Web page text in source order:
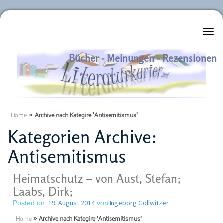
Literaturkurier.net
Bücher - Meinungen - Rezensionen
Home » Archive nach Kategire 'Antisemitismus'
Kategorien Archive:
Antisemitismus
Heimatschutz – von Aust, Stefan;
Laabs, Dirk;
Posted on 19. August 2014von Ingeborg Gollwitzer
Home » Archive nach Kategire 'Antisemitismus'